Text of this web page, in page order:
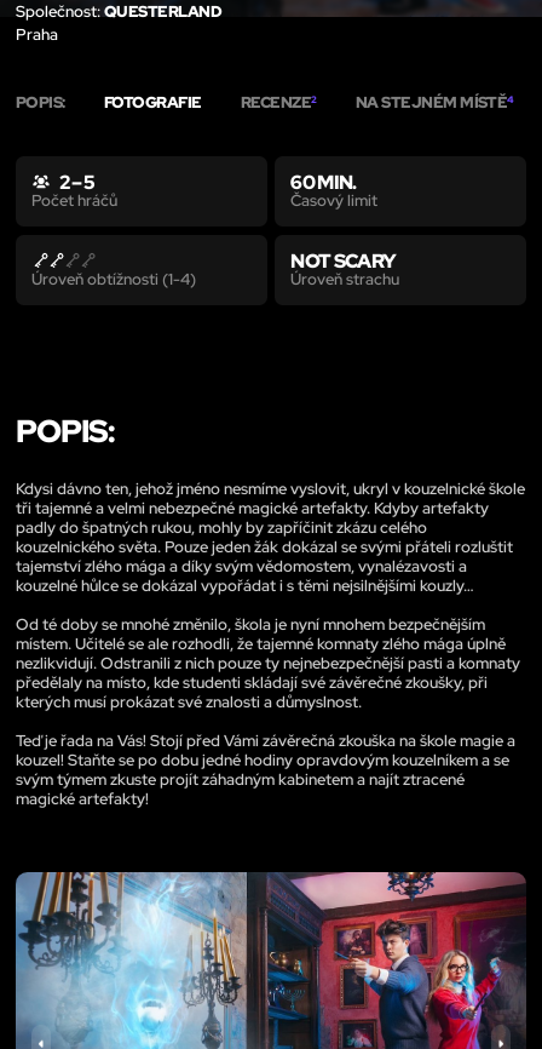
Společnost:QUESTERLAND
Praha
POPIS: FOTOGRAFIE RECENZE2 NA STEJNÉM MÍSTĚ4
2 – 5
Počet hráčů
60 MIN.
Časový limit
Úroveň obtížnosti (1-4)
NOT SCARY
Úroveň strachu
POPIS:
Kdysi dávno ten, jehož jméno nesmíme vyslovit, ukryl v kouzelnické škole
tři tajemné a velmi nebezpečné magické artefakty. Kdyby artefakty
padly do špatných rukou, mohly by zapříčinit zkázu celého
kouzelnického světa. Pouze jeden žák dokázal se svými přáteli rozluštit
tajemství zlého mága a díky svým vědomostem, vynalézavosti a
kouzelné hůlce se dokázal vypořádat i s těmi nejsilnějšími kouzly…
Od té doby se mnohé změnilo, škola je nyní mnohem bezpečnějším
místem. Učitelé se ale rozhodli, že tajemné komnaty zlého mága úplně
nezlikvidují. Odstranili z nich pouze ty nejnebezpečnější pasti a komnaty
předělaly na místo, kde studenti skládají své závěrečné zkoušky, při
kterých musí prokázat své znalosti a důmyslnost.
Teď je řada na Vás! Stojí před Vámi závěrečná zkouška na škole magie a
kouzel! Staňte se po dobu jedné hodiny opravdovým kouzelníkem a se
svým týmem zkuste projít záhadným kabinetem a najít ztracené
magické artefakty!